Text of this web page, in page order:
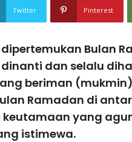
Twitter Pinterest
Bulan
dan selalu
beriman
Ramadan di
yang
istimewa.